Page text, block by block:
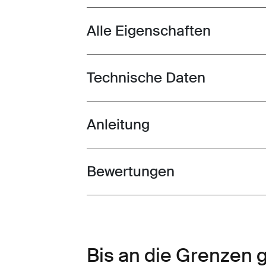
Toggle features
Alle Eigenschaften
Toggle techspec
Technische Daten
Toggle guides and instructions
Anleitung
Toggle overview
Bewertungen
Bis an die Grenzen